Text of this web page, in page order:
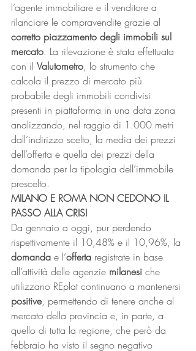
l’agente immobiliare e il venditore a
rilanciare le compravendite grazie al
corretto piazzamento degli immobili sul
mercato. La rilevazione è stata effettuata
con il Valutometro, lo strumento che
calcola il prezzo di mercato più
probabile degli immobili condivisi
presenti in piattaforma in una data zona
analizzando, nel raggio di 1.000 metri
dall’indirizzo scelto, la media dei prezzi
dell’offerta e quella dei prezzi della
domanda per la tipologia dell’immobile
prescelto.
MILANO E ROMA NON CEDONO IL
PASSO ALLA CRISI
Da gennaio a oggi, pur perdendo
rispettivamente il 10,48% e il 10,96%, la
domanda e l’offerta registrate in base
all’attività delle agenzie milanesi che
utilizzano REplat continuano a mantenersi
positive, permettendo di tenere anche al
mercato della provincia e, in parte, a
quello di tutta la regione, che però da
febbraio ha visto il segno negativo